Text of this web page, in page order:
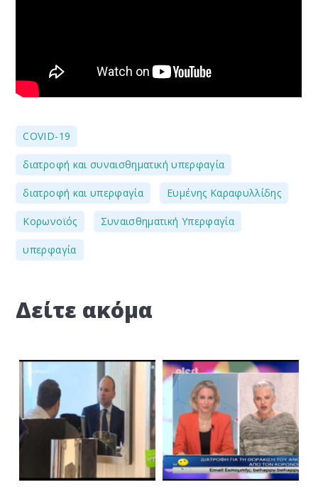
COVID-19
διατροφή και συναισθηματική υπερφαγία
διατροφή και υπερφαγία Ευμένης Καραφυλλίδης
Κορωνοϊός Συναισθηματική Υπερφαγία
υπερφαγία
Δείτε ακόμα